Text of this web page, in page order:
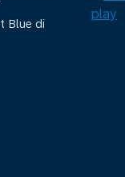
Blue di